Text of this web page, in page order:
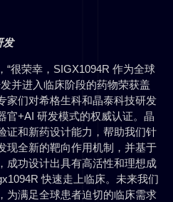
发
，“很荣幸，SIGX1094R 作为全球
并进入临床阶段的药物荣获盖
家们对希格生科和晶泰科技研发
官+AI 研发模式的权威认证。晶
证和新药设计能力，帮助我们针
现全新的靶向作用机制，并基于
成功设计出具有高活性和理想成
快速走上临床。未来我们
为满足全球患者迫切的临床需求